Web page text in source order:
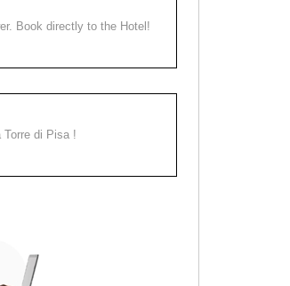
Book directly to the Hotel!
Torre di Pisa !